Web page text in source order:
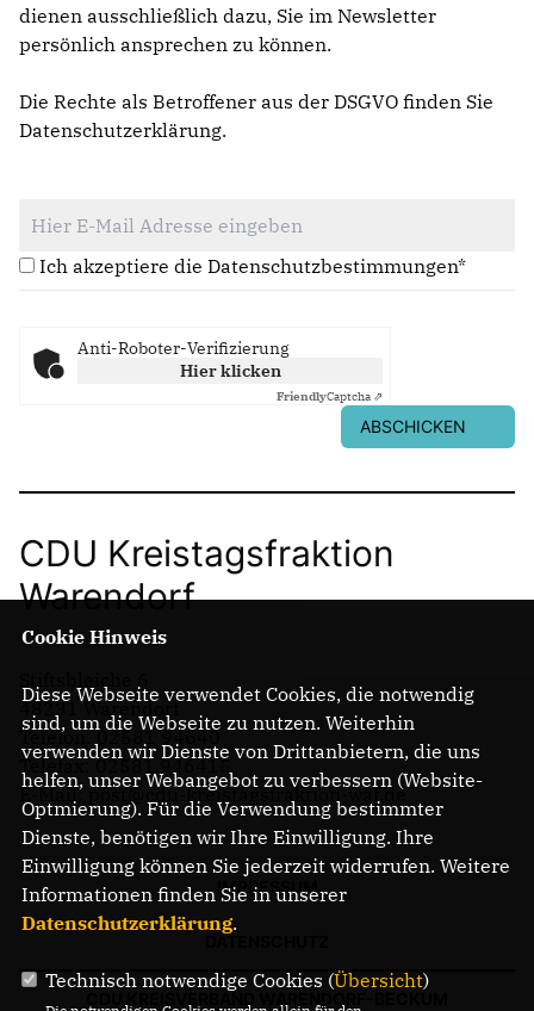
dienen ausschließlich dazu, Sie im Newsletter
persönlich ansprechen zu können.
Die Rechte als Betroffener aus der DSGVO finden Sie
Datenschutzerklärung.
Ich akzeptiere die Datenschutzbestimmungen*
Anti-Roboter-Verifizierung
Hier klicken
FriendlyCaptcha ⇗
ABSCHICKEN
CDU Kreistagsfraktion
Warendorf
48231 Warendorf
Telefon: 02581 94640
Telefax: 02581 946415
E-Mail: post@cdu-kreistagsfraktion-waf.de
IMPRESSUM
Cookie Hinweis
Diese Webseite verwendet Cookies, die notwendig
sind, um die Webseite zu nutzen. Weiterhin
verwenden wir Dienste von Drittanbietern, die uns
helfen, unser Webangebot zu verbessern (Website-
Optmierung). Für die Verwendung bestimmter
Dienste, benötigen wir Ihre Einwilligung. Ihre
Einwilligung können Sie jederzeit widerrufen. Weitere
Informationen finden Sie in unserer
Datenschutzerklärung.
Technisch notwendige Cookies (Übersicht)